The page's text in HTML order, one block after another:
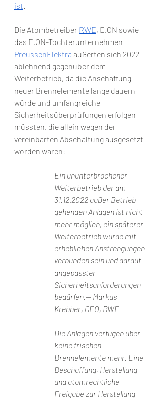
ist.
Die Atombetreiber RWE, E.ON sowie
das E.ON-Tochterunternehmen
PreussenElektra äußerten sich 2022
ablehnend gegenüber dem
Weiterbetrieb, da die Anschaffung
neuer Brennelemente lange dauern
würde und umfangreiche
Sicherheitsüberprüfungen erfolgen
müssten, die allein wegen der
vereinbarten Abschaltung ausgesetzt
worden waren:
Ein ununterbrochener
Weiterbetrieb der am
31.12.2022 außer Betrieb
gehenden Anlagen ist nicht
mehr möglich, ein späterer
Weiterbetrieb würde mit
erheblichen Anstrengungen
verbunden sein und darauf
angepasster
Sicherheitsanforderungen
bedürfen.— Markus
Krebber, CEO, RWE
Die Anlagen verfügen über
keine frischen
Brennelemente mehr. Eine
Beschaffung, Herstellung
und atomrechtliche
Freigabe zur Herstellung